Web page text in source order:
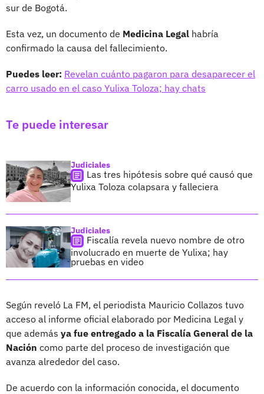
sur de Bogotá.
Esta vez, un documento de Medicina Legal habría
confirmado la causa del fallecimiento.
Puedes leer: Revelan cuánto pagaron para desaparecer el
carro usado en el caso Yulixa Toloza; hay chats
Te puede interesar
Judiciales
Las tres hipótesis sobre qué causó que
Yulixa Toloza colapsara y falleciera
Judiciales
Fiscalía revela nuevo nombre de otro
involucrado en muerte de Yulixa; hay
pruebas en video
Según reveló La FM, el periodista Mauricio Collazos tuvo
acceso al informe oficial elaborado por Medicina Legal y
que además ya fue entregado a la Fiscalía General de la
Nación como parte del proceso de investigación que
avanza alrededor del caso.
De acuerdo con la información conocida, el documento